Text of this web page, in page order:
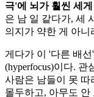
극'에 뇌가 훨씬 세
은 남 일 같다가, 세
의지가 약한 게 아니
게다가 이 '다른 배
(hyperfocus)이다.
사람은 남들이 못 따
몰두하고, 아무도 안